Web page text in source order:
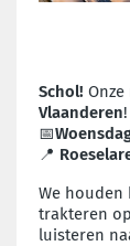
Schol! Onze
Vlaanderen!
📅
📍
We
trakteren
luisteren